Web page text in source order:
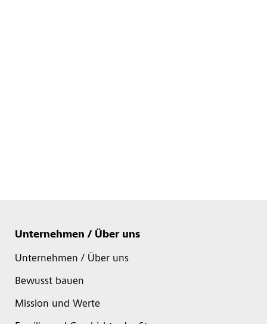
Unternehmen / Über uns
Unternehmen / Über uns
Bewusst bauen
Mission und Werte